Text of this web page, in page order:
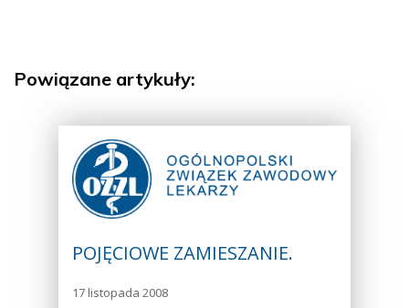
Powiązane artykuły:
POJĘCIOWE ZAMIESZANIE.
17 listopada 2008